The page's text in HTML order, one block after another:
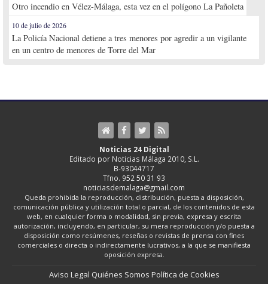
Otro incendio en Vélez-Málaga, esta vez en el polígono La Pañoleta
10 de julio de 2026
La Policía Nacional detiene a tres menores por agredir a un vigilante
en un centro de menores de Torre del Mar
Noticias 24 Digital
Editado por Noticias Málaga 2010, S.L.
B-93044717
Tfno. 952 50 31 93
noticiasdemalaga@gmail.com
Queda prohibida la reproducción, distribución, puesta a disposición,
comunicación pública y utilización total o parcial, de los contenidos de esta
web, en cualquier forma o modalidad, sin previa, expresa y escrita
autorización, incluyendo, en particular, su mera reproducción y/o puesta a
disposición como resúmenes, reseñas o revistas de prensa con fines
comerciales o directa o indirectamente lucrativos, a la que se manifiesta
oposición expresa.
Aviso Legal Quiénes Somos Política de Cookies